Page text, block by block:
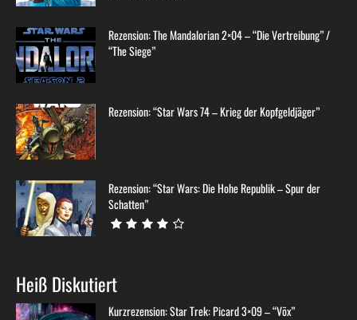
Rezension: The Mandalorian 2×04 – “Die Vertreibung” /
“The Siege”
Rezension: “Star Wars 74 – Krieg der Kopfgeldjäger”
Rezension: “Star Wars: Die Hohe Republik – Spur der
Schatten”
Heiß Diskutiert
Kurzrezension: Star Trek: Picard 3×09 – “Võx”